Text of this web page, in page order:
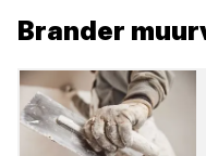
Brander